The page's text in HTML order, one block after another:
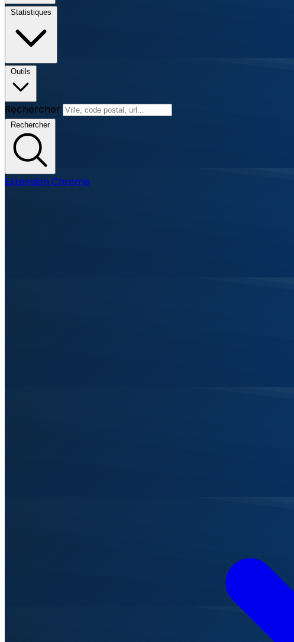
Statistiques
Outils
Rechercher
Rechercher
Extension Chrome